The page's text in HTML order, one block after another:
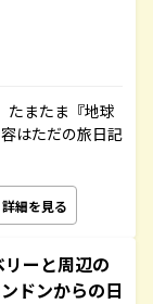
たまたま『地球
はただの旅日記
詳細を見る
ーと周辺の
ドンからの日